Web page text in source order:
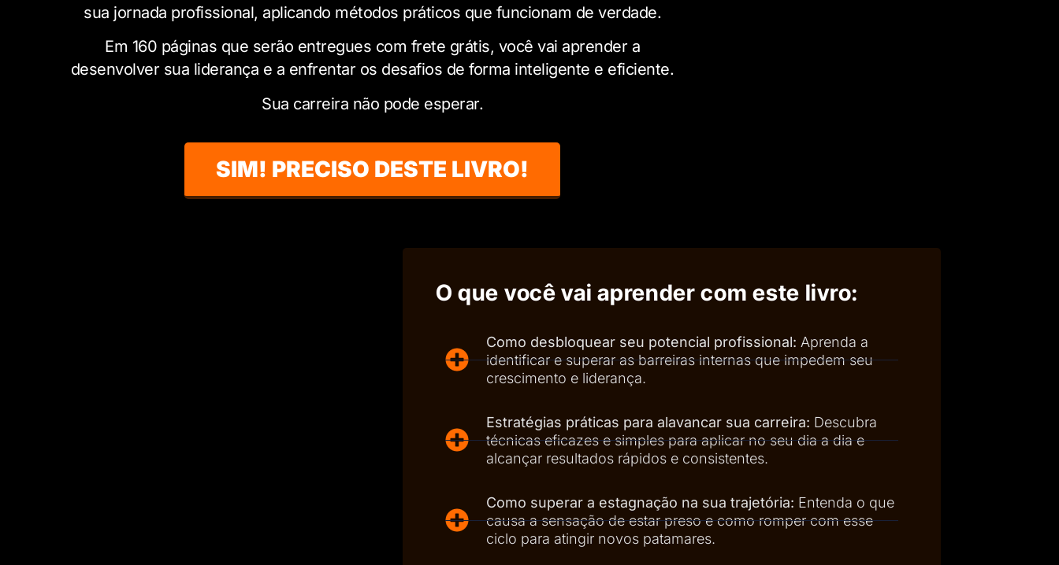
sua jornada profissional, aplicando métodos práticos que funcionam de verdade.
Em 160 páginas que serão entregues com frete grátis, você vai aprender a
desenvolver sua liderança e a enfrentar os desafios de forma inteligente e eficiente.
Sua carreira não pode esperar.
SIM! PRECISO DESTE LIVRO!
O que você vai aprender com este livro:
Como desbloquear seu potencial profissional: Aprenda a
identificar e superar as barreiras internas que impedem seu
crescimento e liderança.
Estratégias práticas para alavancar sua carreira: Descubra
técnicas eficazes e simples para aplicar no seu dia a dia e
alcançar resultados rápidos e consistentes.
Como superar a estagnação na sua trajetória: Entenda o que
causa a sensação de estar preso e como romper com esse
ciclo para atingir novos patamares.